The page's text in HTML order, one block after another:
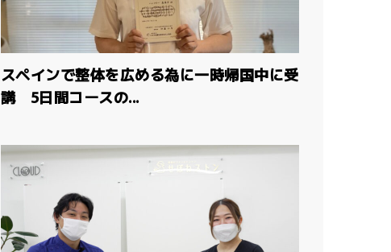
スペインで整体を広める為に一時帰国中に受
講 5日間コースの...